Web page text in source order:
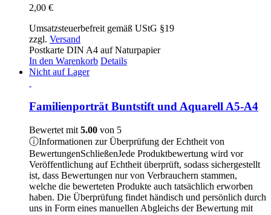
2,00 €
Umsatzsteuerbefreit gemäß UStG §19
zzgl. Versand
Postkarte DIN A4 auf Naturpapier
In den Warenkorb Details
Nicht auf Lager
Familienporträt Buntstift und Aquarell A5-A4
Bewertet mit 5.00 von 5
ⓘInformationen zur Überprüfung der Echtheit von
BewertungenSchließenJede Produktbewertung wird vor
Veröffentlichung auf Echtheit überprüft, sodass sichergestellt
ist, dass Bewertungen nur von Verbrauchern stammen,
welche die bewerteten Produkte auch tatsächlich erworben
haben. Die Überprüfung findet händisch und persönlich durch
uns in Form eines manuellen Abgleichs der Bewertung mit